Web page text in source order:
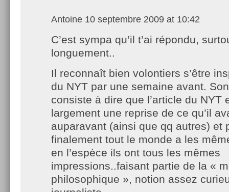
Antoine 10 septembre 2009 at 10:42
C’est sympa qu’il t’ai répondu,
longuement..
Il reconnaît bien volontiers s’être
du NYT par une semaine avant.
consiste à dire que l’article du NYT
largement une reprise de ce qu’il
auparavant (ainsi que qq autres) et
finalement tout le monde a les
en l’espèce ils ont tous les mêmes
impressions..faisant partie de la «
philosophique », notion assez